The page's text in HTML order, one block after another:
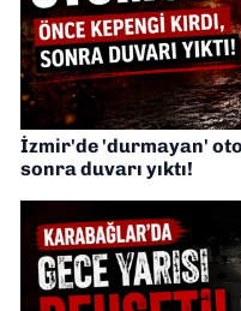
İzmir'de 'durmayan'
sonra duvarı yıktı!